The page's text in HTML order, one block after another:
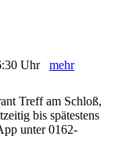
Uhr mehr
Treff am Schloß,
bis spätestens
unter 0162-